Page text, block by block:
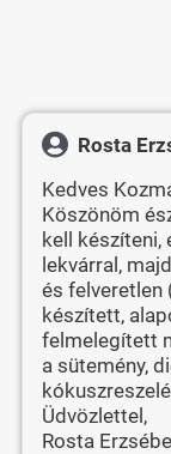
Rosta
Kedves
Köszönöm
kell készíteni,
lekvárral,
és felveretlen
készített,
felmelegített
a sütemény,
Üdvözlettel,
Rosta